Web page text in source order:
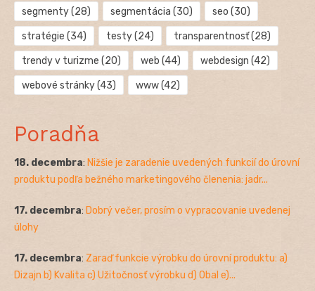
segmenty(28) segmentácia (30) seo (30)
stratégie (34) testy(24) transparentnosť(28)
trendy v turizme (20) web (44) webdesign (42)
webové stránky(43) www(42)
Poradňa
18. decembra: Nižšie je zaradenie uvedených funkcií do úrovní
produktu podľa bežného marketingového členenia: jadr...
17. decembra: Dobrý večer, prosím o vypracovanie uvedenej
úlohy
17. decembra: Zaraď funkcie výrobku do úrovní produktu: a)
Dizajn b) Kvalita c) Užitočnosť výrobku d) Obal e)...